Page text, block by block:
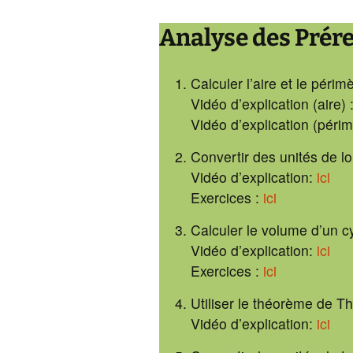
5. ES –
6. FA – Calcul littéral
7. GM – Lignes et
8. NO – nombres
rationnels
9. FA – Équations
10e – Aides
10e cartes
des chapitres
5.
7.
9.
10.
Analyse des
Calculer l’aire et le
Vidéo d’explication (aire) :
Vidéo d’explication
Convertir des unités de
Vidéo d’explication: ici
Exercices : ici
Calculer le volume d’un
Vidéo d’explication: ici
Exercices : ici
Utiliser le théorème de
Vidéo d’explication: ici